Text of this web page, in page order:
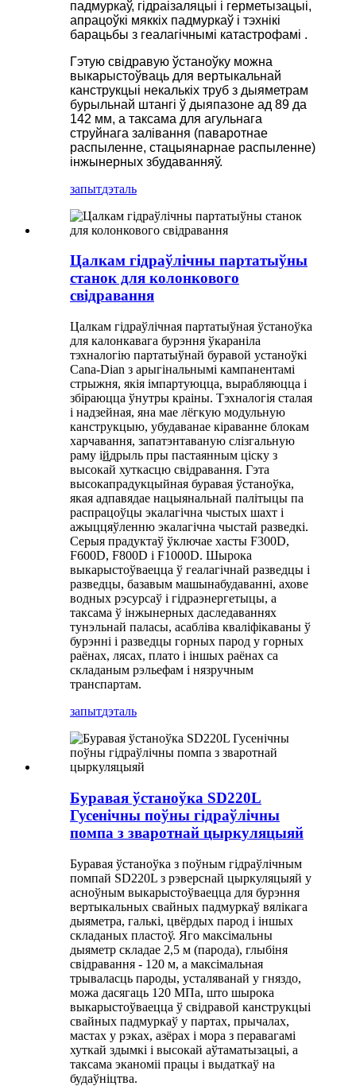
падмуркаў, гідраізаляцыі і герметызацыі,
апрацоўкі мяккіх падмуркаў і тэхнікі
барацьбы з геалагічнымі катастрофамі .
Гэтую свідравую ўстаноўку можна
выкарыстоўваць для вертыкальнай
канструкцыі некалькіх труб з дыяметрам
бурыльнай штангі ў дыяпазоне ад 89 да
142 мм, а таксама для агульнага
струйнага залівання (паваротнае
распыленне, стацыянарнае распыленне)
інжынерных збудаванняў.
запытдэталь
Цалкам гідраўлічны партатыўны
станок для колонкового
свідравання
Цалкам гідраўлічная партатыўная ўстаноўка
для калонкавага бурэння ўкараніла
тэхналогію партатыўнай буравой устаноўкі
Cana-Dian з арыгінальнымі кампанентамі
стрыжня, ​​якія імпартуюцца, вырабляюцца і
збіраюцца ўнутры краіны. Тэхналогія сталая
і надзейная, яна мае лёгкую модульную
канструкцыю, убудаванае кіраванне блокам
харчавання, запатэнтаваную слізгальную
раму ійдрыль пры пастаянным ціску з
высокай хуткасцю свідравання. Гэта
высокапрадукцыйная буравая ўстаноўка,
якая адпавядае нацыянальнай палітыцы па
распрацоўцы экалагічна чыстых шахт і
ажыццяўленню экалагічна чыстай разведкі.
Серыя прадуктаў ўключае хасты F300D,
F600D, F800D і F1000D. Шырока
выкарыстоўваецца ў геалагічнай разведцы і
разведцы, базавым машынабудаванні, ахове
водных рэсурсаў і гідраэнергетыцы, а
таксама ў інжынерных даследаваннях
тунэльнай паласы, асабліва кваліфікаваны ў
бурэнні і разведцы горных парод у горных
раёнах, лясах, плато і іншых раёнах са
складаным рэльефам і нязручным
транспартам.
запытдэталь
Буравая ўстаноўка SD220L
Гусенічны поўны гідраўлічны
помпа з зваротнай цыркуляцыяй
Буравая ўстаноўка з поўным гідраўлічным
помпай SD220L з рэверснай цыркуляцыяй у
асноўным выкарыстоўваецца для бурэння
вертыкальных свайных падмуркаў вялікага
дыяметра, галькі, цвёрдых парод і іншых
складаных пластоў. Яго максімальны
дыяметр складае 2,5 м (парода), глыбіня
свідравання - 120 м, а максімальная
трываласць пароды, усталяванай у гняздо,
можа дасягаць 120 МПа, што шырока
выкарыстоўваецца ў свідравой канструкцыі
свайных падмуркаў у партах, прычалах,
мастах у рэках, азёрах і мора з перавагамі
хуткай здымкі і высокай аўтаматызацыі, а
таксама эканоміі працы і выдаткаў на
будаўніцтва.